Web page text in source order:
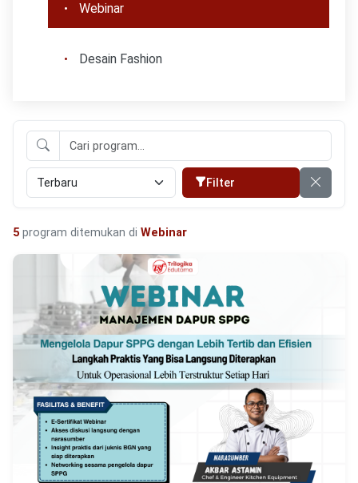
Webinar
Desain Fashion
Filter
5 program ditemukan di Webinar